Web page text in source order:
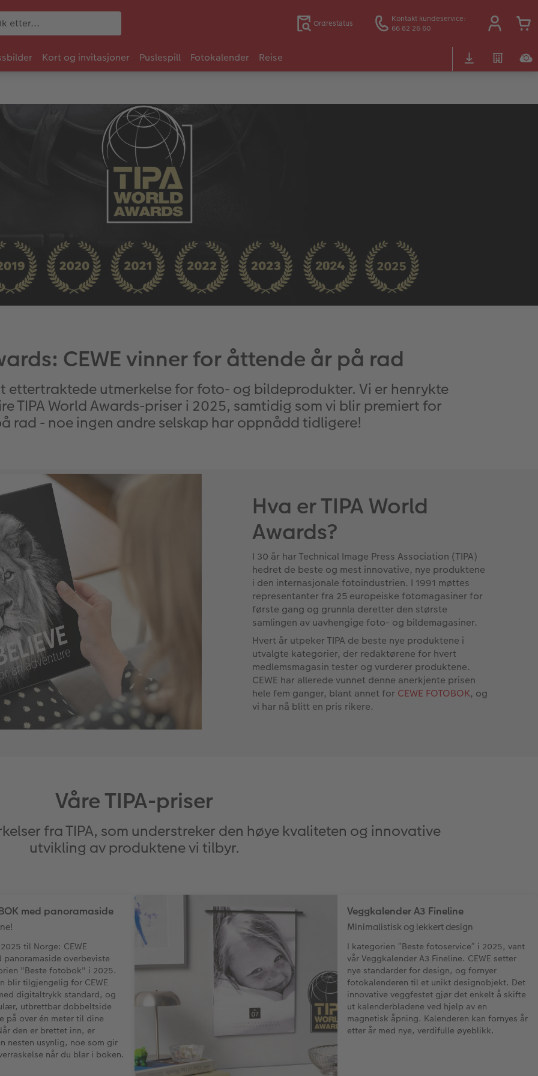
Ordrestatus
Kontakt kundeservice:
66 82 26 60
Kort og invitasjoner Puslespill Fotokalender Reise
CEWE vinner for åttende år på rad
ettertraktede utmerkelse for foto- og bildeprodukter. Vi er henrykte
TIPA World Awards-priser i 2025, samtidig som vi blir premiert for
rad - noe ingen andre selskap har oppnådd tidligere!
Hva er TIPA World
Awards?
I 30 år har Technical Image Press Association (TIPA)
hedret de beste og mest innovative, nye produktene
i den internasjonale fotoindustrien. I 1991 møttes
representanter fra 25 europeiske fotomagasiner for
første gang og grunnla deretter den største
samlingen av uavhengige foto- og bildemagasiner.
Hvert år utpeker TIPA de beste nye produktene i
utvalgte kategorier, der redaktørene for hvert
medlemsmagasin tester og vurderer produktene.
CEWE har allerede vunnet denne anerkjente prisen
hele fem ganger, blant annet for CEWE FOTOBOK, og
vi har nå blitt en pris rikere.
Våre TIPA-priser
fra TIPA, som understreker den høye kvaliteten og innovative
utvikling av produktene vi tilbyr.
med panoramaside
til Norge: CEWE
panoramaside overbeviste
"Beste fotobok" i 2025.
blir tilgjengelig for CEWE
digitaltrykk standard, og
utbrettbar dobbeltside
på over én meter til dine
den er brettet inn, er
nesten usynlig, noe som gir
når du blar i boken.
Veggkalender A3 Fineline
Minimalistisk og lekkert design
I kategorien ”Beste fotoservice” i 2025, vant
vår Veggkalender A3 Fineline. CEWE setter
nye standarder for design, og fornyer
fotokalenderen til et unikt designobjekt. Det
innovative veggfestet gjør det enkelt å skifte
ut kalenderbladene ved hjelp av en
magnetisk åpning. Kalenderen kan fornyes år
etter år med nye, verdifulle øyeblikk.